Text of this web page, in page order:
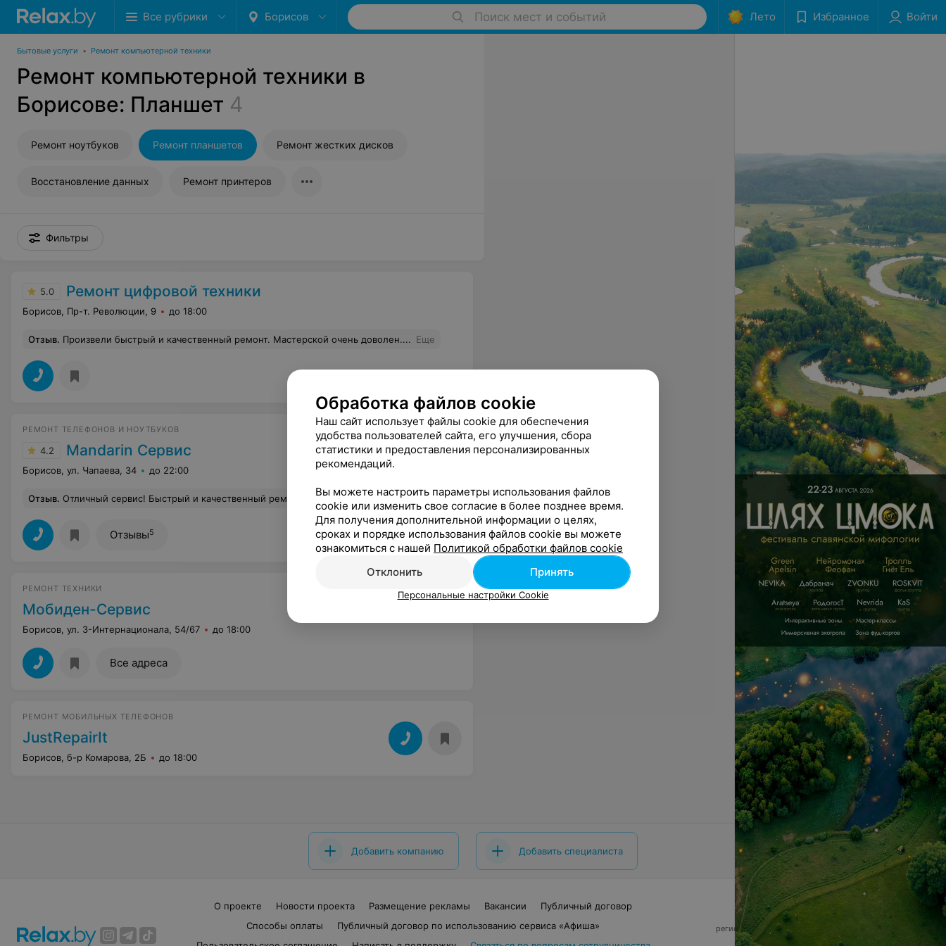
Все рубрики Борисов Поиск мест и событий Лето Избранное Войти
Бытовые услуги • Ремонт компьютерной техники
Ремонт компьютерной техники в
Борисове: Планшет 4
Ремонт ноутбуков Ремонт планшетов Ремонт жестких дисков
Восстановление данных Ремонт принтеров
Фильтры
5.0 Ремонт цифровой техники
Борисов, Пр-т. Революции, 9 до 18:00
Отзыв. Произвели быстрый и качественный ремонт. Мастерской очень доволен.... Еще
РЕМОНТ ТЕЛЕФОНОВ И НОУТБУКОВ
4.2 Mandarin Сервис
Борисов, ул. Чапаева, 34 до 22:00
Отзыв. Отличный сервис! Быстрый и качественный ремонт. Мастер вежливый и честный. Советую Еще
Отзывы5
РЕМОНТ ТЕХНИКИ
Мобиден-Сервис
Борисов, ул. 3-Интернационала, 54/67 до 18:00
Все адреса
РЕМОНТ МОБИЛЬНЫХ ТЕЛЕФОНОВ
JustRepairIt
Борисов, б-р Комарова, 2Б до 18:00
Добавить компанию Добавить специалиста
О проекте Новости проекта Размещение рекламы Вакансии
Публичный договор
Способы оплаты
Публичный договор по использованию сервиса «Афиша»
© 2026 ООО «Артокс Лаб», УНП 191700409,
регистрирующий орган - Минский горисполком
220012, Республика Беларусь, г. Минск,
Обработка файлов cookie
Наш сайт использует файлы cookie для обеспечения
удобства пользователей сайта, его улучшения, сбора
статистики и предоставления персонализированных
рекомендаций.
Вы можете настроить параметры использования файлов
cookie или изменить свое согласие в более позднее время.
Для получения дополнительной информации о целях,
сроках и порядке использования файлов cookie вы можете
ознакомиться с нашей Политикой обработки файлов cookie
Отклонить
Принять
Персональные настройки Cookie